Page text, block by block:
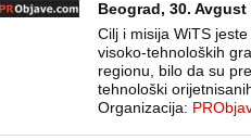
Beograd, 30.
Cilj i misija WiTS
visoko-tehnoloških
regionu, bilo da su
tehnološki
Organizacija: